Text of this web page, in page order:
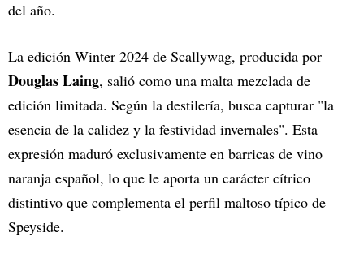
del año.
La edición Winter 2024 de Scallywag, producida por
Douglas Laing, salió como una malta mezclada de
edición limitada. Según la destilería, busca capturar "la
esencia de la calidez y la festividad invernales". Esta
expresión maduró exclusivamente en barricas de vino
naranja español, lo que le aporta un carácter cítrico
distintivo que complementa el perfil maltoso típico de
Speyside.